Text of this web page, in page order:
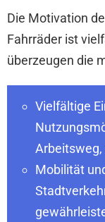
Die Motivation
Fahrräder ist
überzeugen die
Vielfältige
Arbeitsweg,
Mobilität